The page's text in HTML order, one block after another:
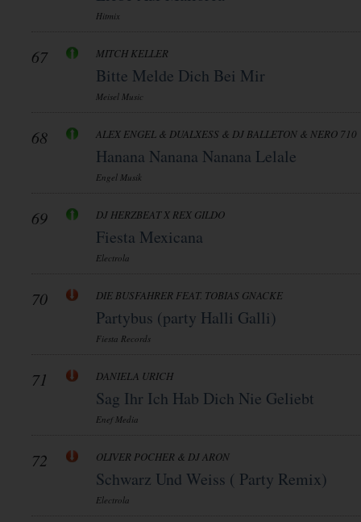
Hitmix
67 MITCH KELLER
Bitte Melde Dich Bei Mir
Meisel Music
68 ALEX ENGEL & DUALXESS & DJ BALLETON & NERO 710
Hanana Nanana Nanana Lelale
Engel Musik
69 DJ HERZBEAT X REX GILDO
Fiesta Mexicana
Electrola
70 DIE BUSFAHRER FEAT. TOBIAS GNACKE
Partybus (party Halli Galli)
Fiesta Records
71 DANIELA URICH
Sag Ihr Ich Hab Dich Nie Geliebt
Enef Media
72 OLIVER POCHER & DJ ARON
Schwarz Und Weiss ( Party Remix)
Electrola